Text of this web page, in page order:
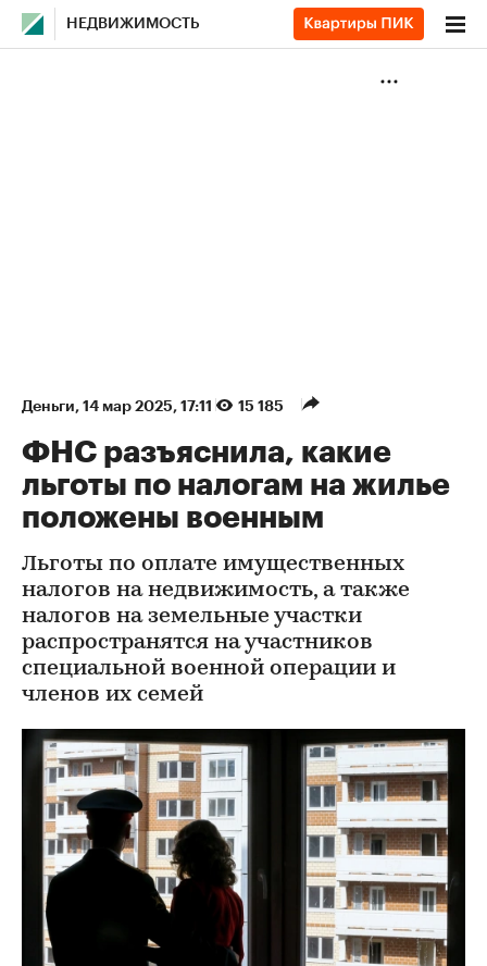
НЕДВИЖИМОСТЬ
Деньги⁠, 14 мар 2025, 17:11 15 185
ФНС разъяснила, какие
льготы по налогам на жилье
положены военным
Льготы по оплате имущественных
налогов на недвижимость, а также
налогов на земельные участки
распространятся на участников
специальной военной операции и
членов их семей